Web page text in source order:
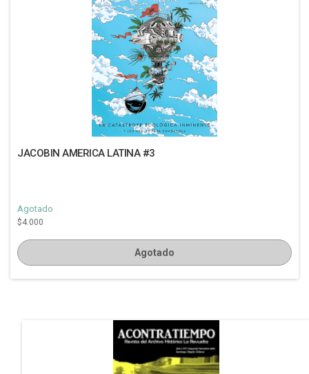
JACOBIN AMERICA LATINA #3
Agotado
$4.000
Agotado